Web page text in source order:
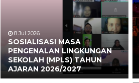
8 Jul 2026
SOSIALISASI MASA
PENGENALAN LINGKUNGAN
SEKOLAH (MPLS) TAHUN
AJARAN 2026/2027